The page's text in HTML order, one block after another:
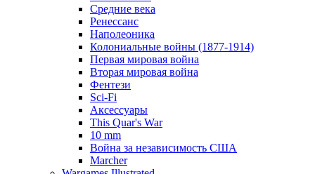
Средние века
Ренессанс
Наполеоника
Колониальные войны (1877-1914)
Первая мировая война
Вторая мировая война
Фентези
Sci-Fi
Аксессуары
This Quar's War
10 mm
Война за независимость США
Marcher